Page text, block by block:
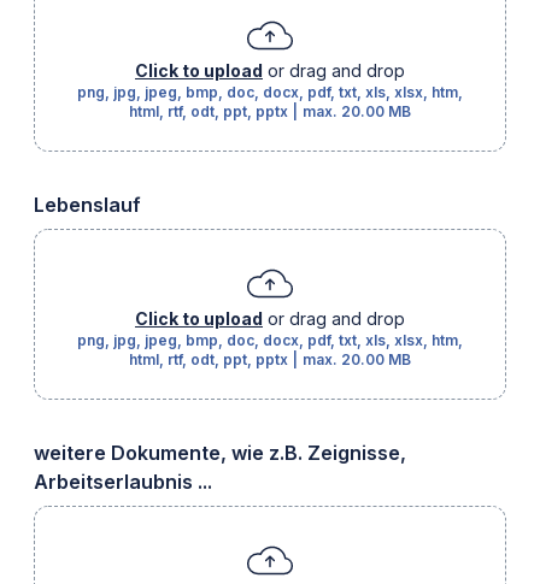
Click to upload or drag and drop
png, jpg, jpeg, bmp, doc, docx, pdf, txt, xls, xlsx, htm,
html, rtf, odt, ppt, pptx
max. 20.00 MB
Lebenslauf
Click to upload or drag and drop
png, jpg, jpeg, bmp, doc, docx, pdf, txt, xls, xlsx, htm,
html, rtf, odt, ppt, pptx
max. 20.00 MB
weitere Dokumente, wie z.B. Zeignisse,
Arbeitserlaubnis ...